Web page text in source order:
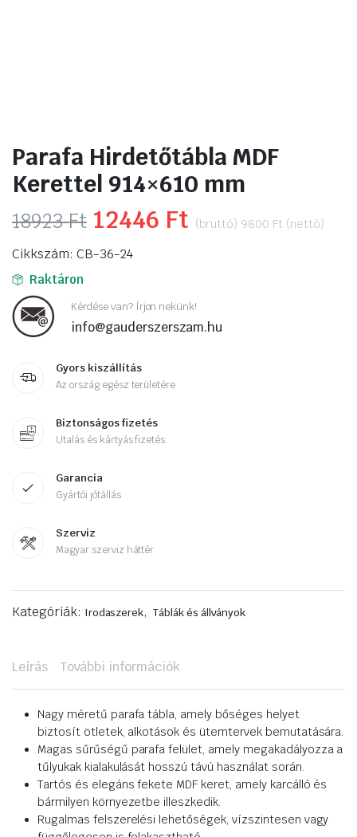
Parafa Hirdetőtábla MDF
Kerettel 914×610 mm
18923Ft Original
price
18923 Ft.
12446 Ft Current
12446 Ft.
(bruttó) 9800 Ft (nettó)
Cikkszám: CB-36-24
Raktáron
Kérdése van? Írjon nekünk!
info@gauderszerszam.hu
Gyors kiszállítás
Az ország egész területére
Biztonságos fizetés
Utalás és kártyás fizetés.
Garancia
Gyártói jótállás
Szerviz
Magyar szerviz háttér
Kategóriák: Irodaszerek, Táblák és állványok
Leírás További információk
Nagy méretű parafa tábla, amely bőséges helyet
biztosít ötletek, alkotások és ütemtervek bemutatására.
Magas sűrűségű parafa felület, amely megakadályozza a
tűlyukak kialakulását hosszú távú használat során.
Tartós és elegáns fekete MDF keret, amely karcálló és
bármilyen környezetbe illeszkedik.
Rugalmas felszerelési lehetőségek, vízszintesen vagy